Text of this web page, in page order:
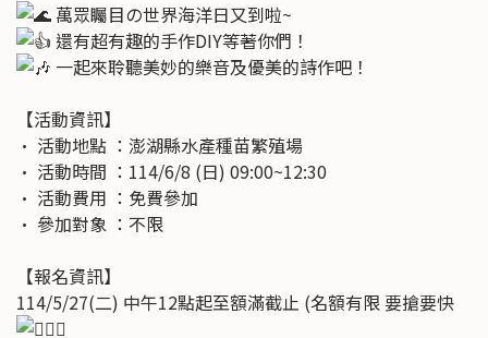
萬眾矚目の世界海洋日又到啦~
還有超有趣的手作DIY等著你們！
一起來聆聽美妙的樂音及優美的詩作吧！
【活動資訊】
• 活動地點 ：澎湖縣水產種苗繁殖場
• 活動時間 ：114/6/8 (日) 09:00~12:30
• 活動費用 ：免費參加
• 參加對象 ：不限
【報名資訊】
114/5/27(二) 中午12點起至額滿截止 (名額有限 要搶要快